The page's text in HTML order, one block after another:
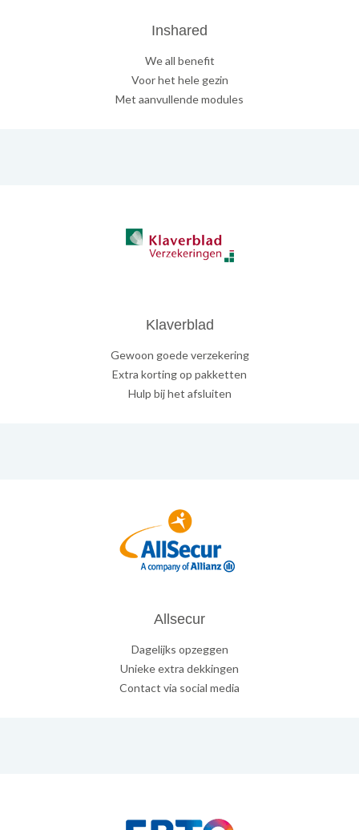
Inshared
We all benefit
Voor het hele gezin
Met aanvullende modules
Klaverblad
Gewoon goede verzekering
Extra korting op pakketten
Hulp bij het afsluiten
Allsecur
Dagelijks opzeggen
Unieke extra dekkingen
Contact via social media